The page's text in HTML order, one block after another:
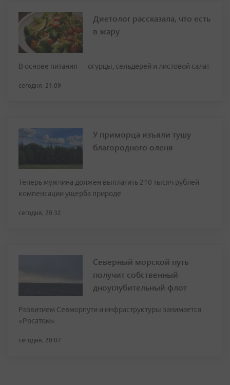
Диетолог рассказала, что есть
в жару
В основе питания — огурцы, сельдерей и листовой салат
сегодня, 21:09
У приморца изъяли тушу
благородного оленя
Теперь мужчина должен выплатить 210 тысяч рублей
компенсации ущерба природе
сегодня, 20:32
Северный морской путь
получит собственный
дноуглубительный флот
Развитием Севморпути и инфраструктуры занимается
«Росатом»
сегодня, 20:07